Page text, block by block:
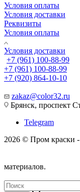
Условия оплаты
Условия доставки
Реквизиты
Условия оплаты
Условия доставки
+7 (961) 100-88-99
+7 (961) 100-88-99
+7 (920) 864-10-10
zakaz@color32.ru
Брянск, проспект
Telegram
2026 © Пром краски -